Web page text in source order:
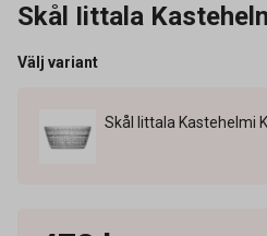
Skål Iittala
Välj variant
Skål Iittala Kastehelmi